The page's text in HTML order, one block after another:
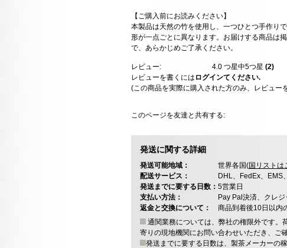
【ご購入前にお読みください】
本製品は天然の竹を使用し、一つひとつ手作り
形が一点ごとに異なります。お届けする商品は
で、あらかじめご了承ください。
レビュー: 4.0 つ星中5つ星 (2)
レビューを書くには ログインてください.
(この商品を実際に購入された方のみ、レビュー
このページを友達と共有する:
発送に関する詳細
発送可能地域： 世界各国(国リストは
配送サービス：
DHL、FedEx、EMS
発送までに要する日数： 5営業日
支払い方法：
Pay Pal決済、クレ
返金と交換について：
商品到着後10日以内
通関業務については、弊社の権限外です。
寄りの現地機関にお問い合わせいただき、ご
発送までに要する日数は、製茶メーカーの